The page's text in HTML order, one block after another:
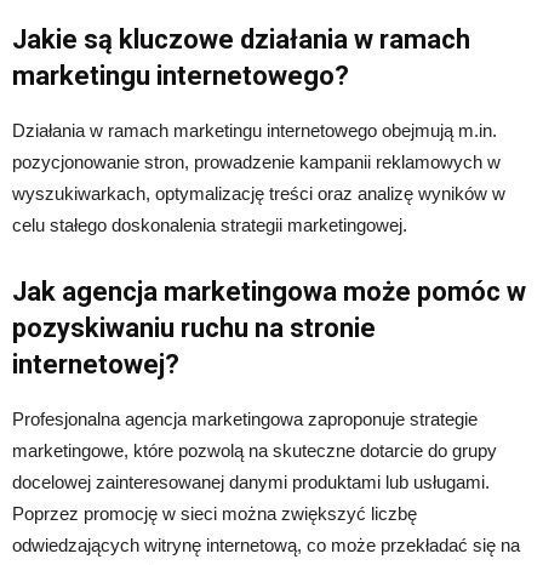
Jakie są kluczowe działania w ramach
marketingu internetowego?
Działania w ramach marketingu internetowego obejmują m.in.
pozycjonowanie stron, prowadzenie kampanii reklamowych w
wyszukiwarkach, optymalizację treści oraz analizę wyników w
celu stałego doskonalenia strategii marketingowej.
Jak agencja marketingowa może pomóc w
pozyskiwaniu ruchu na stronie
internetowej?
Profesjonalna agencja marketingowa zaproponuje strategie
marketingowe, które pozwolą na skuteczne dotarcie do grupy
docelowej zainteresowanej danymi produktami lub usługami.
Poprzez promocję w sieci można zwiększyć liczbę
odwiedzających witrynę internetową, co może przekładać się na